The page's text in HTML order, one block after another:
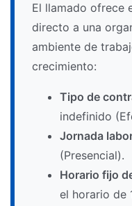
El llamado ofrece
directo a una
ambiente de
crecimiento:
Tipo de
indefinido
Jornada
(Presencial).
Horario fijo
el horario de